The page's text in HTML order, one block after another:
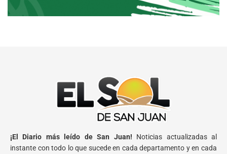
¡El Diario más leído de San Juan! Noticias actualizadas al
instante con todo lo que sucede en cada departamento y en cada